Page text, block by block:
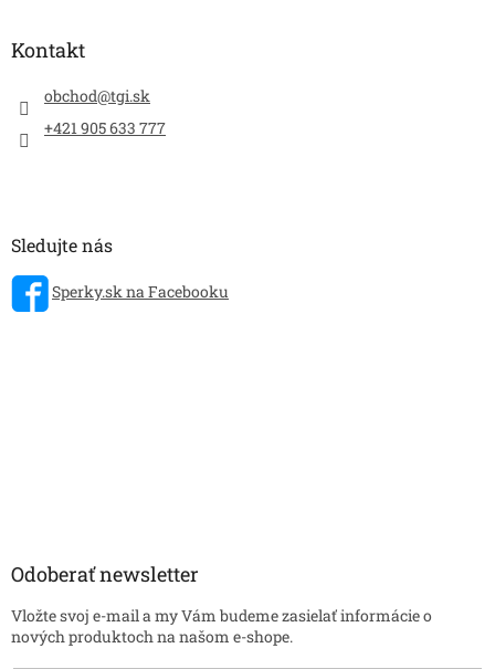
Kontakt
obchod@tgi.sk
+421 905 633 777
Sledujte nás
Sperky.sk na Facebooku
Odoberať newsletter
Vložte svoj e-mail a my Vám budeme zasielať informácie o
nových produktoch na našom e-shope.